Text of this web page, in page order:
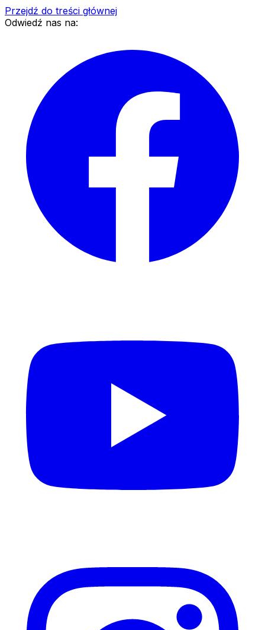
Przejdź do treści głównej
Odwiedź nas na: